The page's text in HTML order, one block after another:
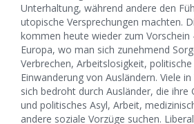
Unterhaltung, während andere den
utopische Versprechungen machten.
kommen heute wieder zum Vorschein
Europa, wo man sich zunehmend
Verbrechen, Arbeitslosigkeit,
Einwanderung von Ausländern. Viele
sich bedroht durch Ausländer, die ihre
und politisches Asyl, Arbeit,
andere soziale Vorzüge suchen.